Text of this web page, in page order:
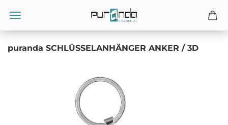
puranda SCHLÜSSELANHÄNGER ANKER / 3D